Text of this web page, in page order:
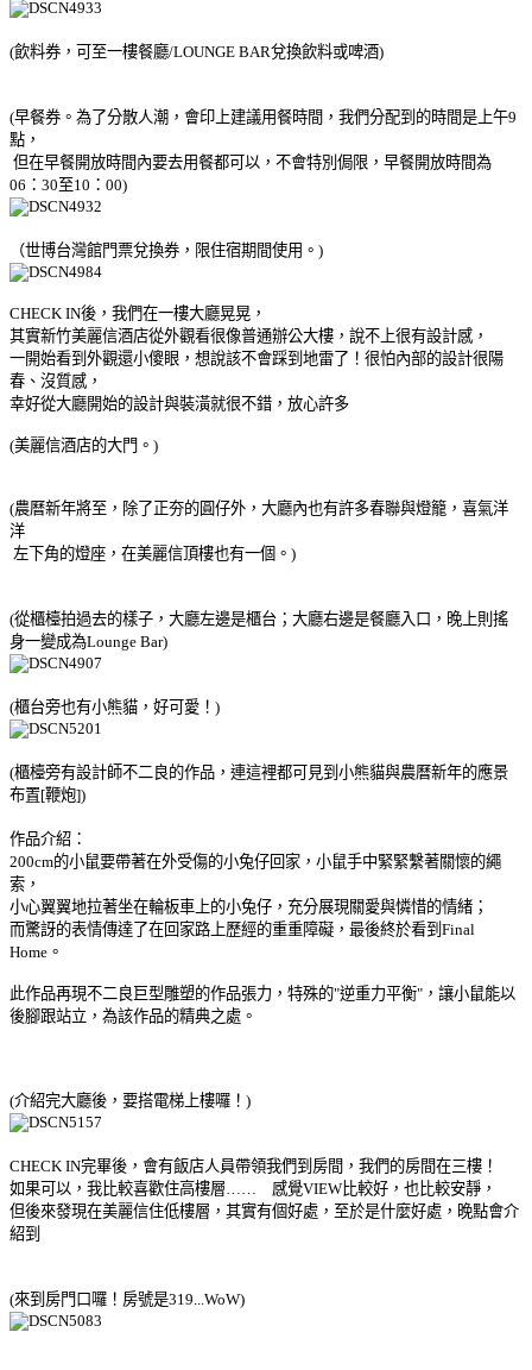
(飲料券，可至一樓餐廳/LOUNGE BAR兌換飲料或啤酒)
(早餐券。為了分散人潮，會印上建議用餐時間，我們分配到的時間是上午9
點，
但在早餐開放時間內要去用餐都可以，不會特別侷限，早餐開放時間為
06：30至10：00)
（世博台灣館門票兌換券，限住宿期間使用。)
CHECK IN後，我們在一樓大廳晃晃，
其實新竹美麗信酒店從外觀看很像普通辦公大樓，說不上很有設計感，
一開始看到外觀還小傻眼，想說該不會踩到地雷了！很怕內部的設計很陽
春、沒質感，
幸好從大廳開始的設計與裝潢就很不錯，放心許多
(美麗信酒店的大門。)
(農曆新年將至，除了正夯的圓仔外，大廳內也有許多春聯與燈籠，喜氣洋
洋
左下角的燈座，在美麗信頂樓也有一個。)
(從櫃檯拍過去的樣子，大廳左邊是櫃台；大廳右邊是餐廳入口，晚上則搖
身一變成為Lounge Bar)
(櫃台旁也有小熊貓，好可愛！)
(櫃檯旁有設計師不二良的作品，連這裡都可見到小熊貓與農曆新年的應景
布置[鞭炮])
作品介紹：
200cm的小鼠要帶著在外受傷的小兔仔回家，小鼠手中緊緊繫著關懷的繩
索，
小心翼翼地拉著坐在輪板車上的小兔仔，充分展現關愛與憐惜的情緒；
而驚訝的表情傳達了在回家路上歷經的重重障礙，最後終於看到Final
Home。
此作品再現不二良巨型雕塑的作品張力，特殊的"逆重力平衡"，讓小鼠能以
後腳跟站立，為該作品的精典之處。
(介紹完大廳後，要搭電梯上樓囉！)
CHECK IN完畢後，會有飯店人員帶領我們到房間，我們的房間在三樓！
如果可以，我比較喜歡住高樓層…… 感覺VIEW比較好，也比較安靜，
但後來發現在美麗信住低樓層，其實有個好處，至於是什麼好處，晚點會介
紹到
(來到房門口囉！房號是319...WoW)